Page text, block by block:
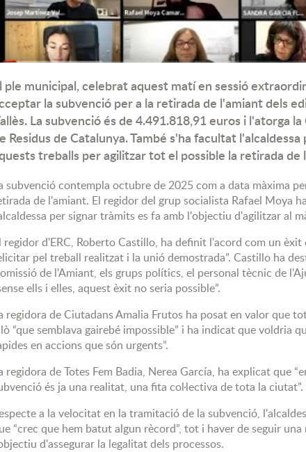
Ple Extraordinari de 22 de desembre
ple municipal, celebrat aquest matí en sessió
la subvenció per a la retirada de l'amiant dels
La subvenció és de 4.491.818,91 euros i l'atorga
Residus de Catalunya. També s'ha facultat
treballs per agilitzar tot el possible la retirada de
subvenció contempla octubre de 2025 com a data màxima
de l'amiant. El regidor del grup socialista Rafael Moya
per signar tràmits es fa amb l'objectiu d'agilitzar al
regidor d'ERC, Roberto Castillo, ha definit l'acord com un
pel treball realitzat i la unió demostrada”. Castillo ha
de l'Amiant, els grups polítics, el personal tècnic de
ells i elles, aquest èxit no seria possible”.
regidora de Ciutadans Amalia Frutos ha posat en valor que
“que semblava gairebé impossible” i ha indicat que voldria
en accions que són urgents”.
regidora de Totes Fem Badia, Nerea García, ha explicat que
és ja una realitat, una fita col·lectiva de tota la ciutat”.
a la velocitat en la tramitació de la subvenció,
“crec que hem batut algun rècord”, tot i haver de seguir
d'assegurar la legalitat dels processos.